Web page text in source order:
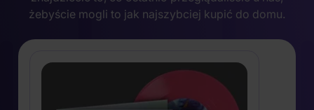
żebyście mogli to jak najszybciej kupić do domu.